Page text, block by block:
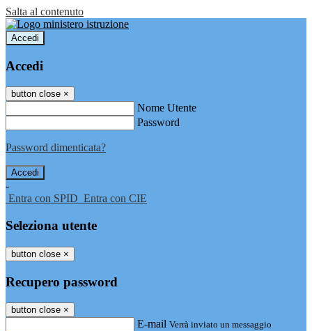
Salta al contenuto
Accedi
Accedi
button close ×
Nome Utente
Password
Password dimenticata?
-
Entra con SPID Entra con CIE
Seleziona utente
button close ×
Recupero password
button close ×
E-mail Verrà inviato un messaggio